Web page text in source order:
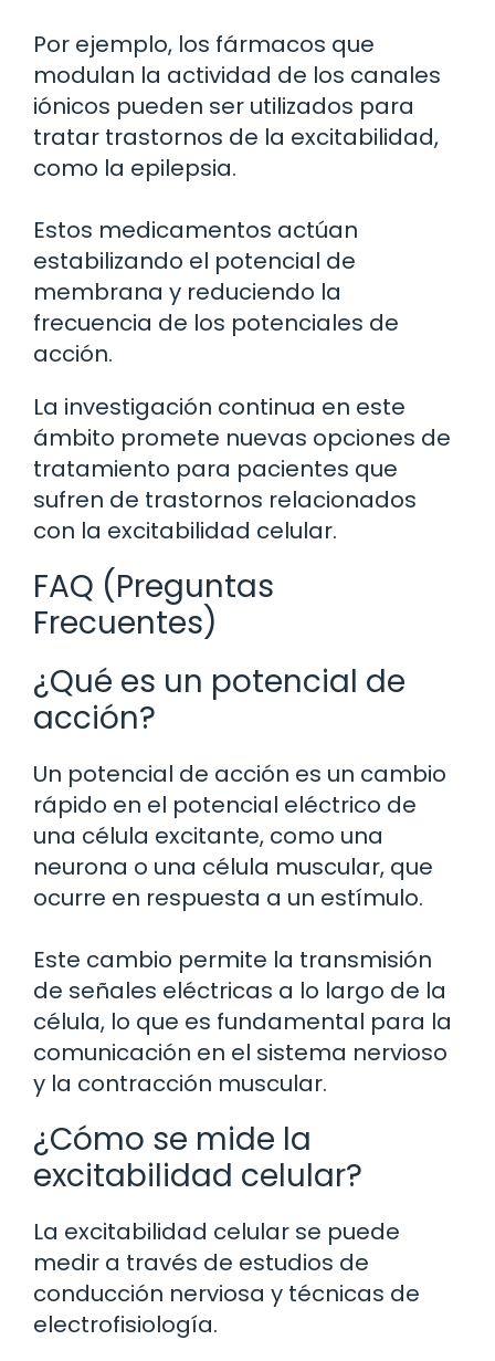
Por ejemplo, los fármacos que
modulan la actividad de los canales
iónicos pueden ser utilizados para
tratar trastornos de la excitabilidad,
como la epilepsia.
Estos medicamentos actúan
estabilizando el potencial de
membrana y reduciendo la
frecuencia de los potenciales de
acción.
La investigación continua en este
ámbito promete nuevas opciones de
tratamiento para pacientes que
sufren de trastornos relacionados
con la excitabilidad celular.
FAQ (Preguntas
Frecuentes)
¿Qué es un potencial de
acción?
Un potencial de acción es un cambio
rápido en el potencial eléctrico de
una célula excitante, como una
neurona o una célula muscular, que
ocurre en respuesta a un estímulo.
Este cambio permite la transmisión
de señales eléctricas a lo largo de la
célula, lo que es fundamental para la
comunicación en el sistema nervioso
y la contracción muscular.
¿Cómo se mide la
excitabilidad celular?
La excitabilidad celular se puede
medir a través de estudios de
conducción nerviosa y técnicas de
electrofisiología.